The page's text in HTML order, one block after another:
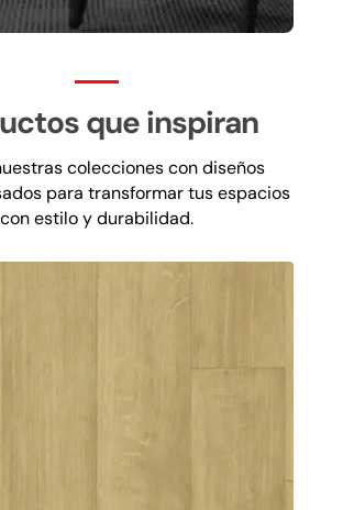
que inspiran
colecciones con diseños
para transformar tus espacios
con estilo y durabilidad.